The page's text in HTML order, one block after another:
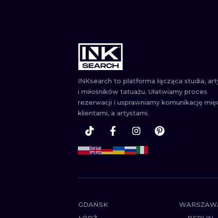
INKsearch to platforma łącząca studia,
i miłośników tatuażu. Ułatwiamy proces
rezerwacji i usprawniamy komunikację
klientami, a artystami.
GDAŃSK